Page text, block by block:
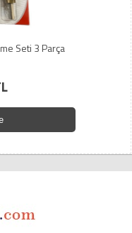
Seti 3 Parça